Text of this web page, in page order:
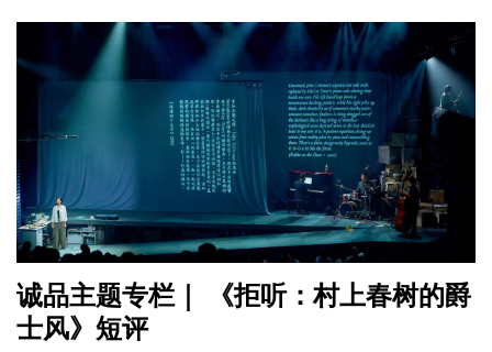
诚品主题专栏｜ 《拒听：村上春树的爵
士风》短评